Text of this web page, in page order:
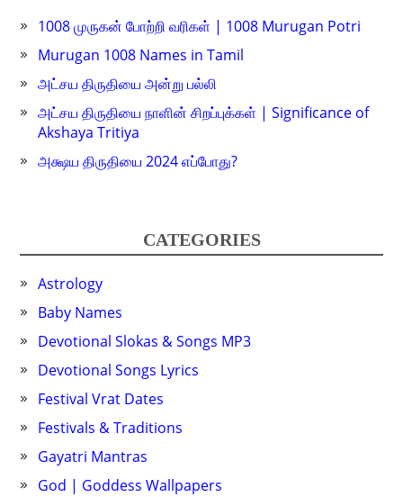
1008 முருகன் போற்றி வரிகள் | 1008 Murugan Potri
Murugan 1008 Names in Tamil
அட்சய திருதியை அன்று பல்லி
அட்சய திருதியை நாளின் சிறப்புக்கள் | Significance of
Akshaya Tritiya
அக்ஷய திருதியை 2024 எப்போது?
CATEGORIES
Astrology
Baby Names
Devotional Slokas & Songs MP3
Devotional Songs Lyrics
Festival Vrat Dates
Festivals & Traditions
Gayatri Mantras
God | Goddess Wallpapers